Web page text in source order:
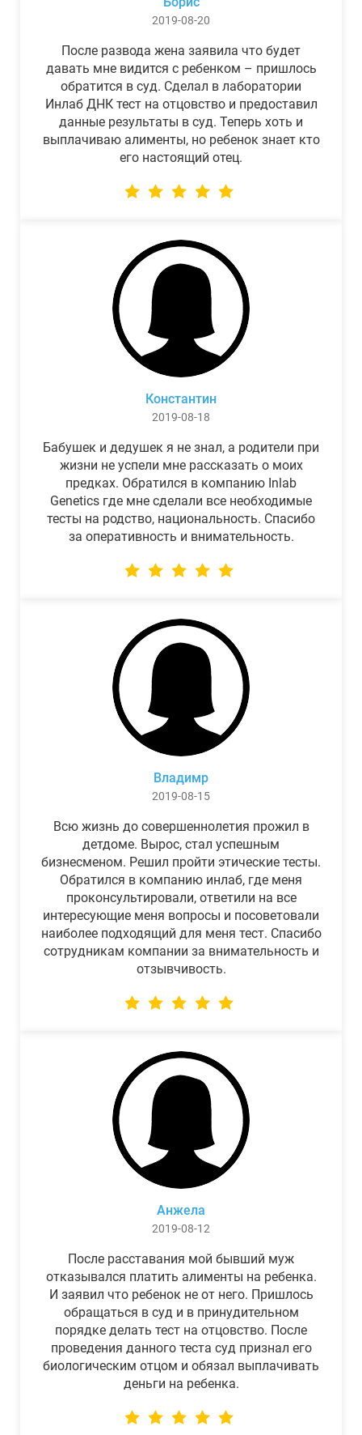
2019-08-20
После развода жена заявила что будет
давать мне видится с ребенком – пришлось
обратится в суд. Сделал в лаборатории
Инлаб ДНК тест на отцовство и предоставил
данные результаты в суд. Теперь хоть и
выплачиваю алименты, но ребенок знает кто
его настоящий отец.
Константин
2019-08-18
Бабушек и дедушек я не знал, а родители при
жизни не успели мне рассказать о моих
предках. Обратился в компанию Inlab
Genetics где мне сделали все необходимые
тесты на родство, национальность. Спасибо
за оперативность и внимательность.
Владимр
2019-08-15
Всю жизнь до совершеннолетия прожил в
детдоме. Вырос, стал успешным
бизнесменом. Решил пройти этические тесты.
Обратился в компанию инлаб, где меня
проконсультировали, ответили на все
интересующие меня вопросы и посоветовали
наиболее подходящий для меня тест. Спасибо
сотрудникам компании за внимательность и
отзывчивость.
Анжела
2019-08-12
После расставания мой бывший муж
отказывался платить алименты на ребенка.
И заявил что ребенок не от него. Пришлось
обращаться в суд и в принудительном
порядке делать тест на отцовство. После
проведения данного теста суд признал его
биологическим отцом и обязал выплачивать
деньги на ребенка.